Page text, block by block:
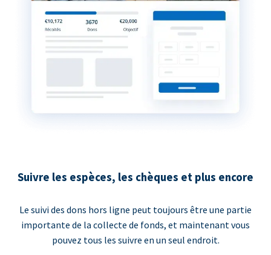
Suivre les espèces, les chèques et plus encore
Le suivi des dons hors ligne peut toujours être une partie
importante de la collecte de fonds, et maintenant vous
pouvez tous les suivre en un seul endroit.